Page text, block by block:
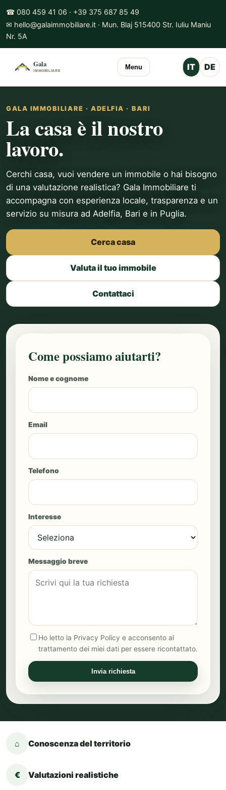
☎ 080 459 41 06 · +39 375 687 85 49
✉ hello@galaimmobiliare.it · Mun. Blaj 515400 Str. Iuliu Maniu
Nr. 5A
Menu IT DE
GALA IMMOBILIARE · ADELFIA · BARI
La casa è il nostro
lavoro.
Cerchi casa, vuoi vendere un immobile o hai bisogno
di una valutazione realistica? Gala Immobiliare ti
accompagna con esperienza locale, trasparenza e un
servizio su misura ad Adelfia, Bari e in Puglia.
Cerca casa
Valuta il tuo immobile
Contattaci
Come possiamo aiutarti?
Nome e cognome
Email
Telefono
Interesse
Messaggio breve
Ho letto la Privacy Policy e acconsento al
trattamento dei miei dati per essere ricontattato.
Invia richiesta
⌂ Conoscenza del territorio
€ Valutazioni realistiche